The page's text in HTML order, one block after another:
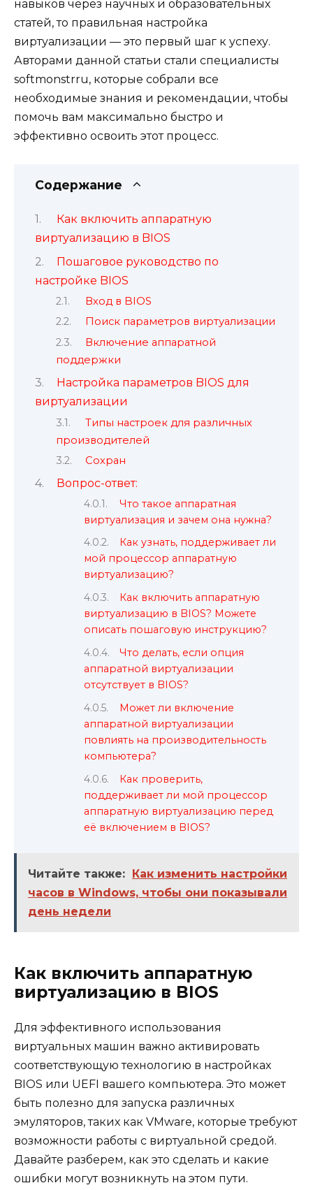
навыков через научных и образовательных
статей, то правильная настройка
виртуализации — это первый шаг к успеху.
Авторами данной статьи стали специалисты
softmonstrru, которые собрали все
необходимые знания и рекомендации, чтобы
помочь вам максимально быстро и
эффективно освоить этот процесс.
Содержание
Как включить аппаратную
виртуализацию в BIOS
Пошаговое руководство по
настройке BIOS
Вход в BIOS
Поиск параметров виртуализации
Включение аппаратной
поддержки
Настройка параметров BIOS для
виртуализации
Типы настроек для различных
производителей
Сохран
Вопрос-ответ:
Что такое аппаратная
виртуализация и зачем она нужна?
Как узнать, поддерживает ли
мой процессор аппаратную
виртуализацию?
Как включить аппаратную
виртуализацию в BIOS? Можете
описать пошаговую инструкцию?
Что делать, если опция
аппаратной виртуализации
отсутствует в BIOS?
Может ли включение
аппаратной виртуализации
повлиять на производительность
компьютера?
Как проверить,
поддерживает ли мой процессор
аппаратную виртуализацию перед
её включением в BIOS?
Читайте также: Как изменить настройки
часов в Windows, чтобы они показывали
день недели
Как включить аппаратную
виртуализацию в BIOS
Для эффективного использования
виртуальных машин важно активировать
соответствующую технологию в настройках
BIOS или UEFI вашего компьютера. Это может
быть полезно для запуска различных
эмуляторов, таких как VMware, которые требуют
возможности работы с виртуальной средой.
Давайте разберем, как это сделать и какие
ошибки могут возникнуть на этом пути.